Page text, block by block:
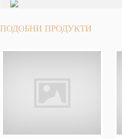
ПОДОБНИ ПРОДУКТИ